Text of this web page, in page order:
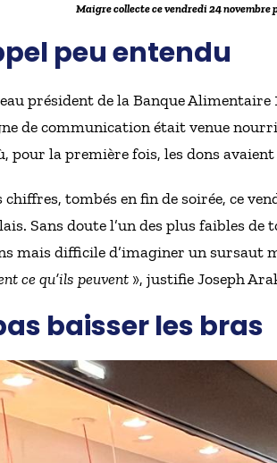
Maigre collecte ce vendredi 24 novembre
peu entendu
président de la Banque Alimentaire
de communication était venue
pour la première fois, les dons avaient
chiffres, tombés en fin de soirée, ce
Sans doute l’un des plus faibles
mais difficile d’imaginer un sursaut
ce qu’ils peuvent », justifie Joseph
baisser les bras